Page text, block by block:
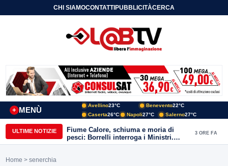
CHI SIAMOCONTATTIPUBBLICITÀCERCA
MENÙ
+
Avellino23°C Benevento22°C
Caserta26°C Napoli27°C Salerno27°C
ULTIME NOTIZIE
Fiume Calore, schiuma e moria di
pesci: Borrelli interroga i Ministri.
“Benevento paga l’assenza del
3 ORE FA
Home > senerchia